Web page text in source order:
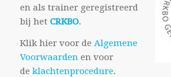
en als trainer geregistreerd
bij het CRKBO.
Klik hier voor de Algemene
Voorwaardenen voor
de klachtenprocedure.